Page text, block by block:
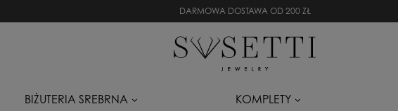
DARMOWA DOSTAWA OD 200 ZŁ
BIŻUTERIA SREBRNA KOMPLETY